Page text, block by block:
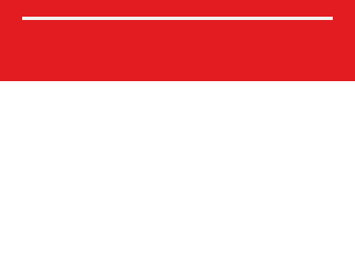
10.